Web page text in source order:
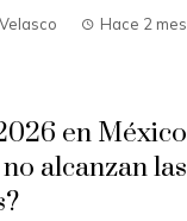
Hace 2
en
alcanzan las